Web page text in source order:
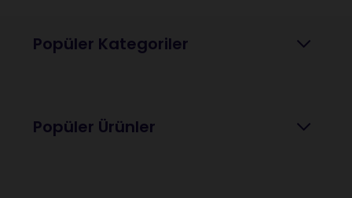
Popüler Kategoriler
Popüler Ürünler